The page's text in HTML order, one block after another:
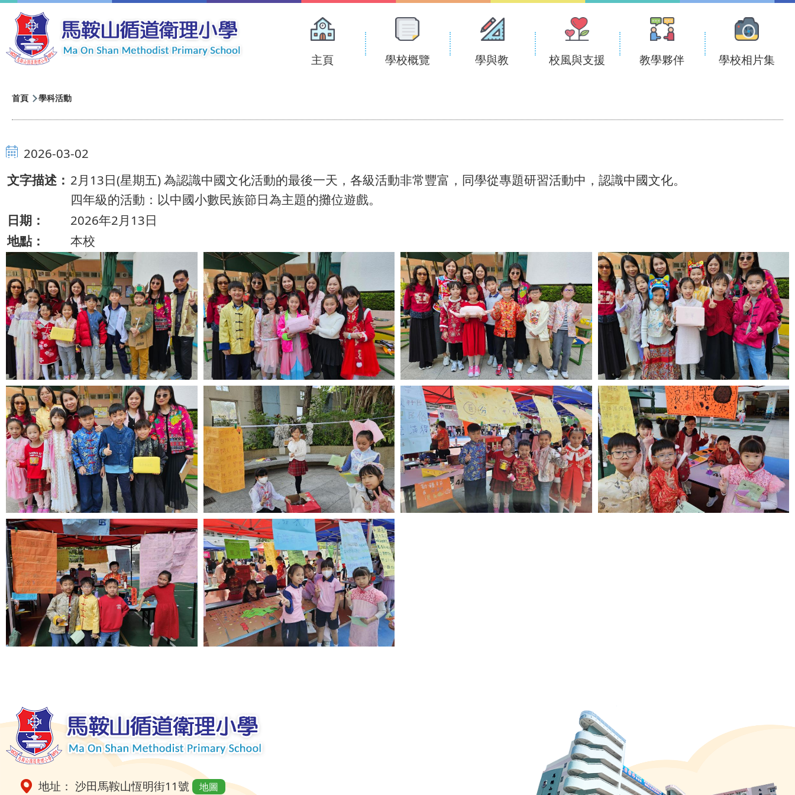
移至主內容
Main
navigation
主頁 學校概覽 學與教 校風與支援 教學夥伴 學校相片集
導
航
連
結
首頁 學科活動
2026-03-02
文字描述： 2月13日(星期五) 為認識中國文化活動的最後一天，各級活動非常豐富，同學從專題研習活動中，認識中國文化。
四年級的活動：以中國小數民族節日為主題的攤位遊戲。
日期：
2026年2月13日
地點：
本校
地址： 沙田馬鞍山恆明街11號 地圖